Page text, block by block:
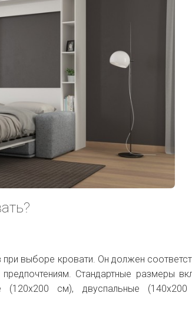
выборе кровати. Он должен
Стандартные размеры
(120x200 см), двуспальные